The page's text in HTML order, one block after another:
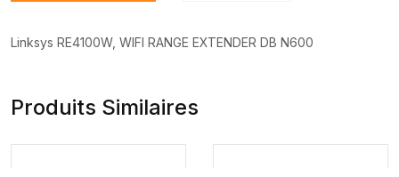
Linksys RE4100W, WIFI RANGE EXTENDER DB N600
Produits Similaires